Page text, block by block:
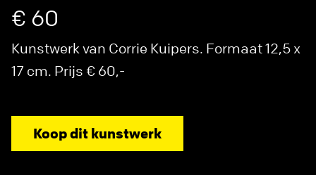
€ 60
Kunstwerk van Corrie Kuipers. Formaat 12,5 x
17 cm. Prijs € 60,-
Koop dit kunstwerk